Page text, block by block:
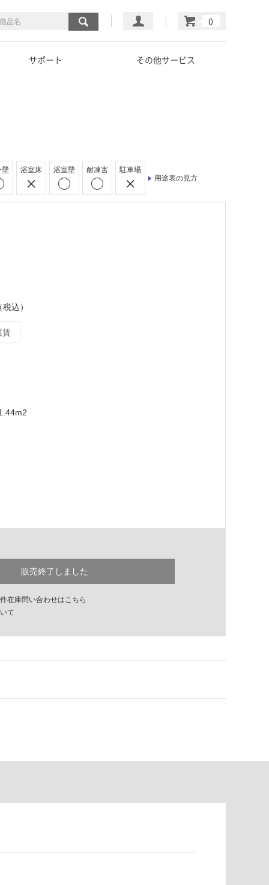
マイページ
カート
サポート その他サービス
壁 浴室床 浴室壁 耐凍害
駐車場
用途表の見方
込）
賃
販売終了しました
在庫問い合わせはこちら
て